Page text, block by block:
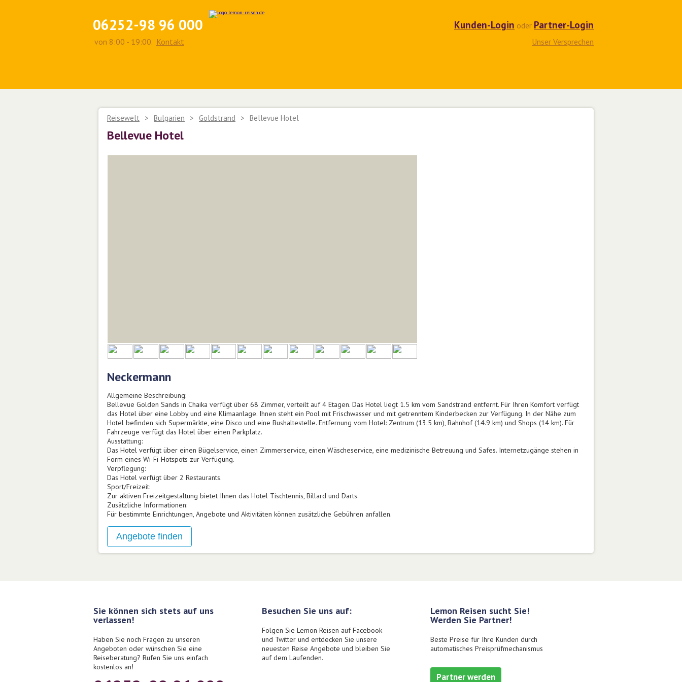
06252-98 96 000
von 8:00 - 19:00. Kontakt
Kunden-Login oder Partner-Login
Unser Versprechen
Reisewelt > Bulgarien > Goldstrand > Bellevue Hotel
Bellevue Hotel
Neckermann
Allgemeine Beschreibung:
Bellevue Golden Sands in Chaika verfügt über 68 Zimmer, verteilt auf 4 Etagen. Das Hotel liegt 1.5 km vom Sandstrand entfernt. Für Ihren Komfort verfügt
das Hotel über eine Lobby und eine Klimaanlage. Ihnen steht ein Pool mit Frischwasser und mit getrenntem Kinderbecken zur Verfügung. In der Nähe zum
Hotel befinden sich Supermärkte, eine Disco und eine Bushaltestelle. Entfernung vom Hotel: Zentrum (13.5 km), Bahnhof (14.9 km) und Shops (14 km). Für
Fahrzeuge verfügt das Hotel über einen Parkplatz.
Ausstattung:
Das Hotel verfügt über einen Bügelservice, einen Zimmerservice, einen Wäscheservice, eine medizinische Betreuung und Safes. Internetzugänge stehen in
Form eines Wi-Fi-Hotspots zur Verfügung.
Verpflegung:
Das Hotel verfügt über 2 Restaurants.
Sport/Freizeit:
Zur aktiven Freizeitgestaltung bietet Ihnen das Hotel Tischtennis, Billard und Darts.
Zusätzliche Informationen:
Für bestimmte Einrichtungen, Angebote und Aktivitäten können zusätzliche Gebühren anfallen.
Sie können sich stets auf uns
verlassen!
Haben Sie noch Fragen zu unseren
Angeboten oder wünschen Sie eine
Reiseberatung? Rufen Sie uns einfach
kostenlos an!
Besuchen Sie uns auf:
Folgen Sie Lemon Reisen auf Facebook
und Twitter und entdecken Sie unsere
neuesten Reise Angebote und bleiben Sie
auf dem Laufenden.
Lemon Reisen sucht Sie!
Werden Sie Partner!
Beste Preise für Ihre Kunden durch
automatisches Preisprüfmechanismus
Partner werden